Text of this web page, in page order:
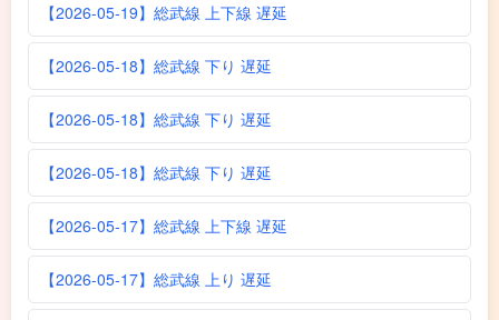
【2026-05-19】総武線 上下線 遅延
【2026-05-18】総武線 下り 遅延
【2026-05-18】総武線 下り 遅延
【2026-05-18】総武線 下り 遅延
【2026-05-17】総武線 上下線 遅延
【2026-05-17】総武線 上り 遅延